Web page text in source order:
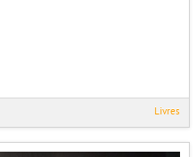
Livres